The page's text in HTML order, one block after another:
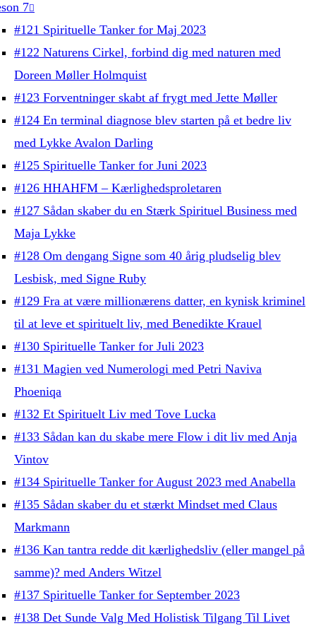
7
#121 Spirituelle Tanker for Maj 2023
#122 Naturens Cirkel, forbind dig med naturen med
Doreen Møller Holmquist
#123 Forventninger skabt af frygt med Jette Møller
#124 En terminal diagnose blev starten på et bedre liv
med Lykke Avalon Darling
#125 Spirituelle Tanker for Juni 2023
#126 HHAHFM – Kærlighedsproletaren
#127 Sådan skaber du en Stærk Spirituel Business med
Maja Lykke
#128 Om dengang Signe som 40 årig pludselig blev
Lesbisk, med Signe Ruby
#129 Fra at være millionærens datter, en kynisk kriminel
til at leve et spirituelt liv, med Benedikte Krauel
#130 Spirituelle Tanker for Juli 2023
#131 Magien ved Numerologi med Petri Naviva
Phoeniqa
#132 Et Spirituelt Liv med Tove Lucka
#133 Sådan kan du skabe mere Flow i dit liv med Anja
Vintov
#134 Spirituelle Tanker for August 2023 med Anabella
#135 Sådan skaber du et stærkt Mindset med Claus
Markmann
#136 Kan tantra redde dit kærlighedsliv (eller mangel på
samme)? med Anders Witzel
#137 Spirituelle Tanker for September 2023
#138 Det Sunde Valg Med Holistisk Tilgang Til Livet